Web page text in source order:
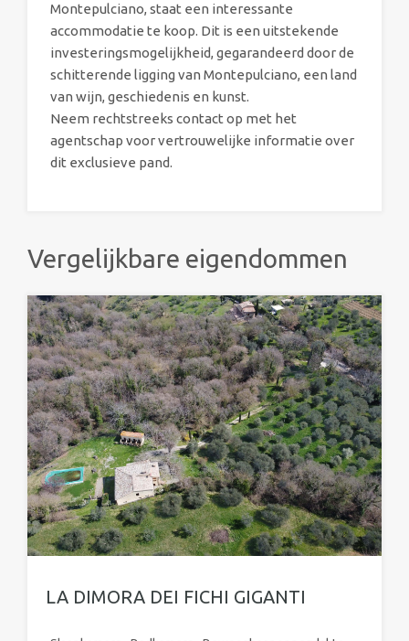
Montepulciano, staat een interessante
accommodatie te koop. Dit is een uitstekende
investeringsmogelijkheid, gegarandeerd door de
schitterende ligging van Montepulciano, een land
van wijn, geschiedenis en kunst.
Neem rechtstreeks contact op met het
agentschap voor vertrouwelijke informatie over
dit exclusieve pand.
Vergelijkbare eigendommen
LA DIMORA DEI FICHI GIGANTI